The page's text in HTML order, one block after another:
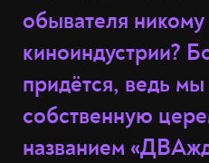
обывателя
киноиндустрии?
придётся, ведь
собственную
названием